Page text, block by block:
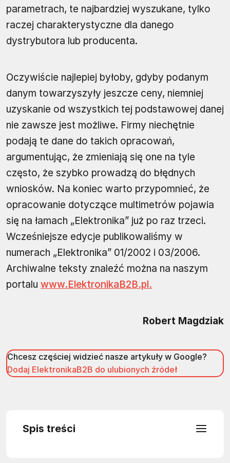
parametrach, te najbardziej wyszukane, tylko
raczej charakterystyczne dla danego
dystrybutora lub producenta.
Oczywiście najlepiej byłoby, gdyby podanym
danym towarzyszyły jeszcze ceny, niemniej
uzyskanie od wszystkich tej podstawowej danej
nie zawsze jest możliwe. Firmy niechętnie
podają te dane do takich opracowań,
argumentując, że zmieniają się one na tyle
często, że szybko prowadzą do błędnych
wniosków. Na koniec warto przypomnieć, że
opracowanie dotyczące multimetrów pojawia
się na łamach „Elektronika” już po raz trzeci.
Wcześniejsze edycje publikowaliśmy w
numerach „Elektronika” 01/2002 i 03/2006.
Archiwalne teksty znaleźć można na naszym
portalu www.ElektronikaB2B.pl.
Robert Magdziak
Chcesz częściej widzieć nasze artykuły w Google?
Dodaj ElektronikaB2B do ulubionych źródeł
Spis treści